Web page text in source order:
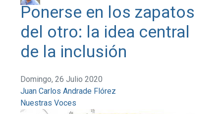
Ponerse en los zapatos
del otro: la idea central
de la inclusión
Domingo, 26 Julio 2020
Juan Carlos Andrade Flórez
Nuestras Voces